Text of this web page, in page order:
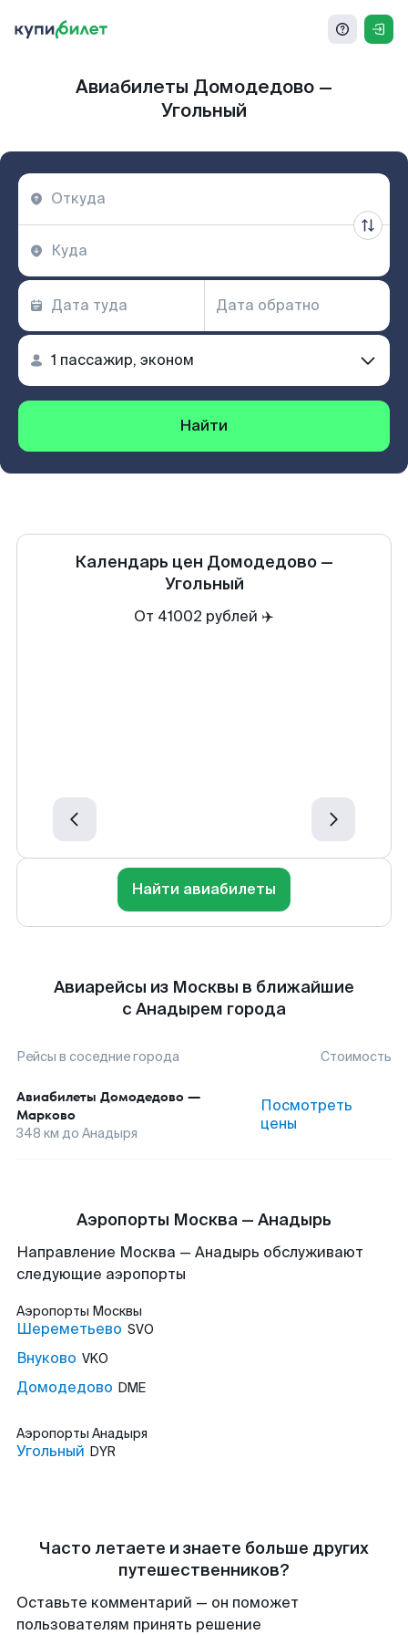
Авиабилеты Домодедово —
Угольный
Найти
Календарь цен Домодедово —
Угольный
От 41002 рублей ✈️
Найти авиабилеты
Авиарейсы из Москвы в ближайшие
с Анадырем города
Рейсы в соседние города Стоимость
Авиабилеты Домодедово —
Марково
348 км до Анадыря
Посмотреть
цены
Аэропорты Москва — Анадырь
Направление Москва — Анадырь обслуживают
следующие аэропорты
Аэропорты Москвы
Шереметьево SVO
Внуково VKO
Домодедово DME
Аэропорты Анадыря
Угольный DYR
Часто летаете и знаете больше других
путешественников?
Оставьте комментарий — он поможет
пользователям принять решение